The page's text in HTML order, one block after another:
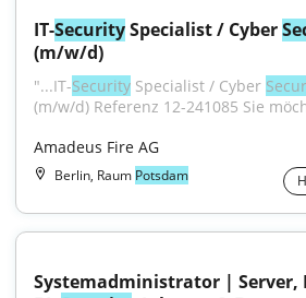
IT-Security Specialist / Cyber
(m/w/d)
"...IT-Security Specialist / Cyber
(m/w/d) Referenz 12-241085 Sie
Amadeus Fire AG
Berlin, Raum Potsdam
Systemadministrator | Server,